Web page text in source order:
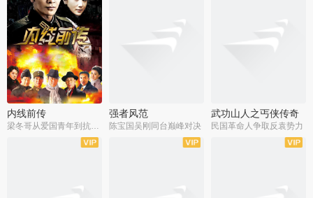
内线前传 强者风范
陈宝国吴刚同台巅峰对决
武功山人之丐侠传奇
民国革命人争取反袁势力